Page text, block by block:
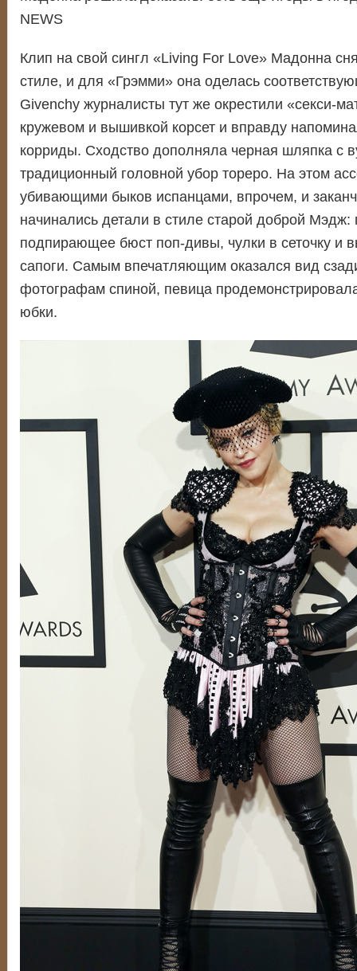
NEWS
Клип на свой сингл «Living For Love» Мадонна
стиле, и для «Грэмми» она оделась
Givenchy журналисты тут же окрестили «секси-
кружевом и вышивкой корсет и вправду
корриды. Сходство дополняла черная шляпка с
традиционный головной убор тореро. На этом
убивающими быков испанцами, впрочем, и
начинались детали в стиле старой доброй Мэдж:
подпирающее бюст поп-дивы, чулки в сеточку и
сапоги. Самым впечатляющим оказался вид
фотографам спиной, певица
юбки.